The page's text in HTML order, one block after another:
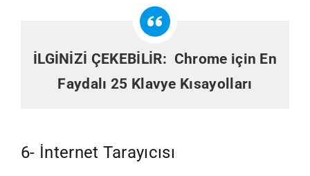
İLGİNİZİ ÇEKEBİLİR: Chrome için En
Faydalı 25 Klavye Kısayolları
6- İnternet Tarayıcısı